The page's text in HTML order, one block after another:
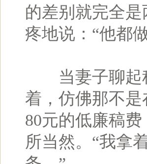
的差别就完全
疼地说：“他都
当妻子聊起种
着，仿佛那不
80元的低廉稿
所当然。“我拿